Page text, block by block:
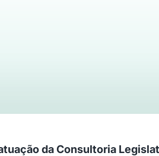
da Consultoria